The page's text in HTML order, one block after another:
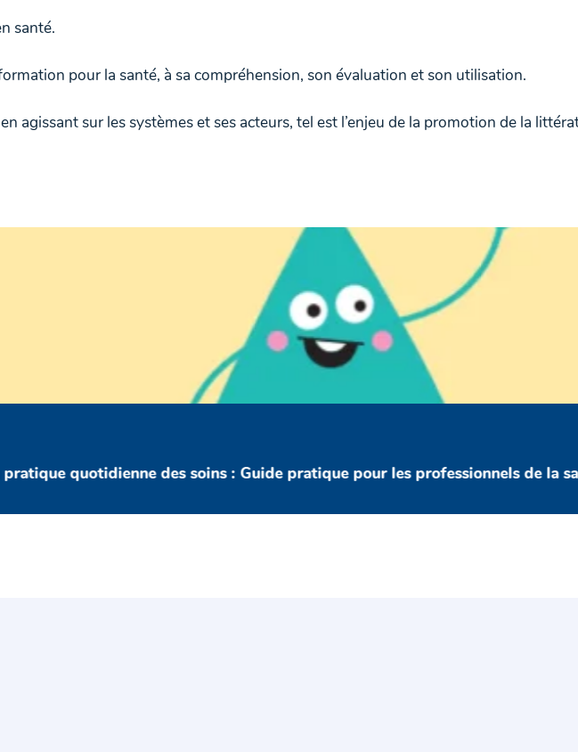
santé.
pour la santé, à sa compréhension, son évaluation et son utilisation.
sur les systèmes et ses acteurs, tel est l’enjeu de la promotion de la
(Guide)